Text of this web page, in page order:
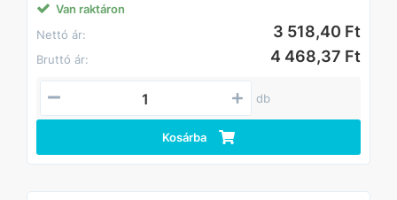
Van raktáron
Nettó ár:
3 518,40 Ft
Bruttó ár: 4 468,37 Ft
db
Kosárba